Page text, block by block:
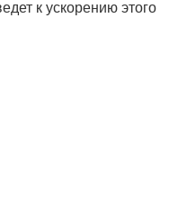
к ускорению этого